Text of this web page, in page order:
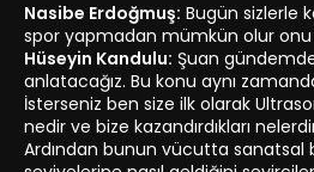
Nasibe Erdoğmuş: Bugün sizlerle
spor yapmadan mümkün olur onu
Hüseyin Kandulu: Şuan
anlatacağız. Bu konu aynı
İsterseniz ben size ilk olarak
nedir ve bize kazandırdıkları
Ardından bunun vücutta sanatsal